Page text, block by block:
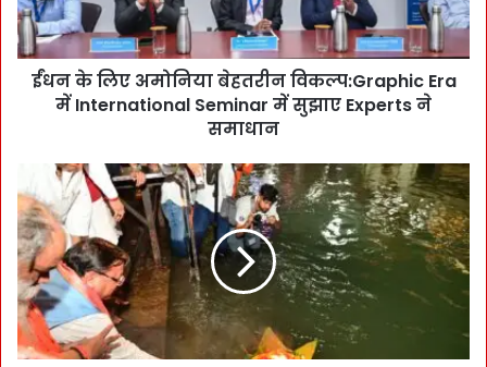
अ
मो
नि
न
वि
क
ल्प
:
G
r
a
ईंधन के लिए अमोनिया बेहतरीन विकल्प:Graphic Era
में International Seminar में सुझाए Experts ने
समाधान
द्भु
त
-
अ
लौ
कि
क
: